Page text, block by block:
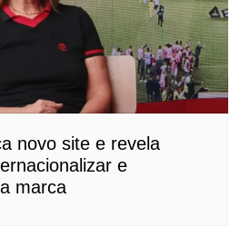
novo site e revela
e
marca